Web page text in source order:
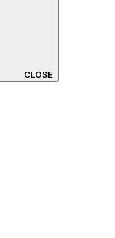
CLOSE